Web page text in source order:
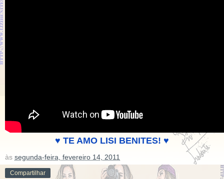
♥ TE AMO LISI BENITES! ♥
às segunda-feira, fevereiro 14, 2011
Compartilhar